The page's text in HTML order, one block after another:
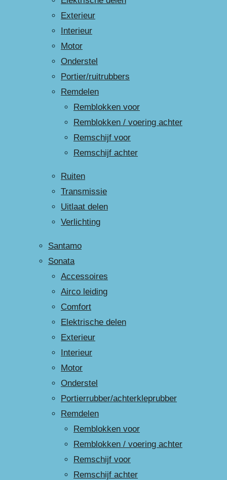
Exterieur
Interieur
Motor
Onderstel
Portier/ruitrubbers
Remdelen
Remblokken voor
Remblokken / voering achter
Remschijf voor
Remschijf achter
Ruiten
Transmissie
Uitlaat delen
Verlichting
Santamo
Sonata
Accessoires
Airco leiding
Comfort
Elektrische delen
Exterieur
Interieur
Motor
Onderstel
Portierrubber/achterkleprubber
Remdelen
Remblokken voor
Remblokken / voering achter
Remschijf voor
Remschijf achter